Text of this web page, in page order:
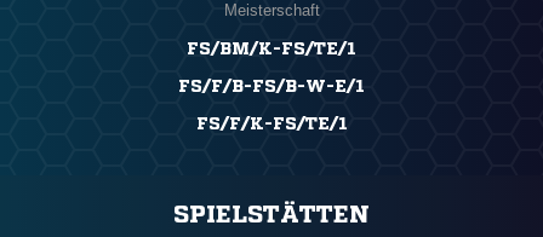
Meisterschaft
FS/BM/K-FS/TE/1
FS/F/B-FS/B-W-E/1
FS/F/K-FS/TE/1
SPIELSTÄTTEN